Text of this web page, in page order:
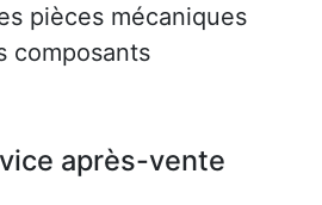
pièces mécaniques
composants
après-vente